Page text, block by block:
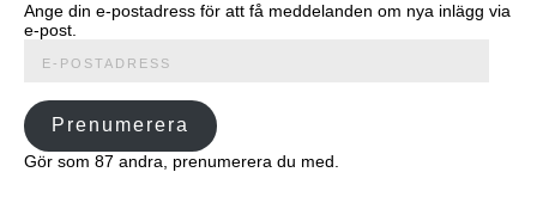
Ange din e-postadress för att få meddelanden om nya inlägg via
e-post.
postadress
Prenumerera
Gör som 87 andra, prenumerera du med.